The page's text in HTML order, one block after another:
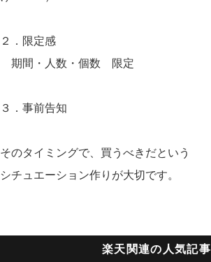
２．限定感
期間・人数・個数 限定
３．事前告知
そのタイミングで、買うべきだという
シチュエーション作りが大切です。
楽天関連の人気記事